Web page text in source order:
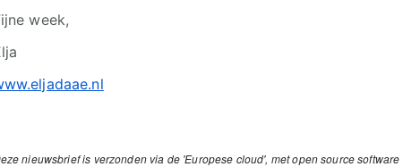
week,
nieuwsbrief is verzonden via de 'Europese cloud', met open source software